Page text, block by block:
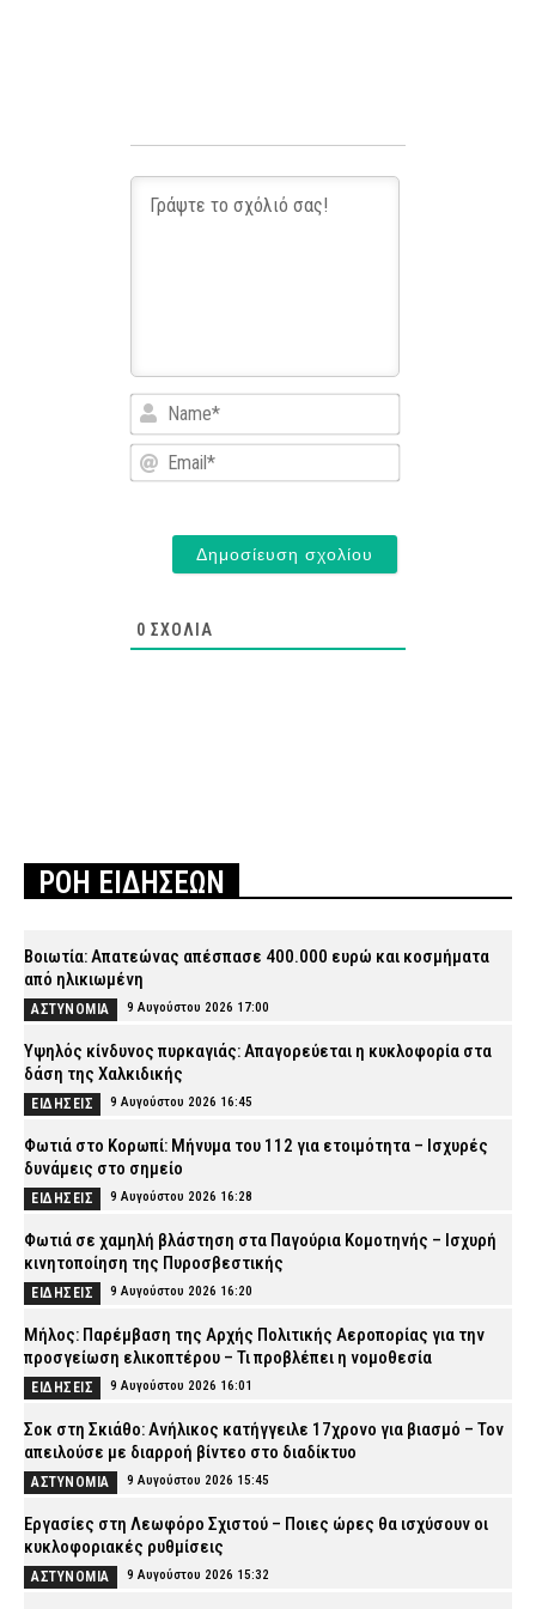
Name*
Email*
0 ΣΧΌΛΙΑ
ΡΟΗ ΕΙΔΗΣΕΩΝ
Βοιωτία: Απατεώνας απέσπασε 400.000 ευρώ και κοσμήματα
από ηλικιωμένη
ΑΣΤΥΝΟΜΙΑ 9 Αυγούστου 2026 17:00
Υψηλός κίνδυνος πυρκαγιάς: Απαγορεύεται η κυκλοφορία στα
δάση της Χαλκιδικής
ΕΙΔΗΣΕΙΣ 9 Αυγούστου 2026 16:45
Φωτιά στο Κορωπί: Μήνυμα του 112 για ετοιμότητα – Ισχυρές
δυνάμεις στο σημείο
ΕΙΔΗΣΕΙΣ 9 Αυγούστου 2026 16:28
Φωτιά σε χαμηλή βλάστηση στα Παγούρια Κομοτηνής – Ισχυρή
κινητοποίηση της Πυροσβεστικής
ΕΙΔΗΣΕΙΣ 9 Αυγούστου 2026 16:20
Μήλος: Παρέμβαση της Αρχής Πολιτικής Αεροπορίας για την
προσγείωση ελικοπτέρου – Τι προβλέπει η νομοθεσία
ΕΙΔΗΣΕΙΣ 9 Αυγούστου 2026 16:01
Σοκ στη Σκιάθο: Ανήλικος κατήγγειλε 17χρονο για βιασμό – Τον
απειλούσε με διαρροή βίντεο στο διαδίκτυο
ΑΣΤΥΝΟΜΙΑ 9 Αυγούστου 2026 15:45
Εργασίες στη Λεωφόρο Σχιστού – Ποιες ώρες θα ισχύσουν οι
κυκλοφοριακές ρυθμίσεις
ΑΣΤΥΝΟΜΙΑ 9 Αυγούστου 2026 15:32